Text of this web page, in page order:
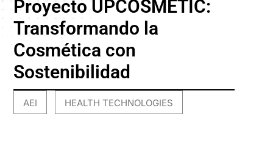
Proyecto UPCOSMETIC:
Transformando la
Cosmética con
Sostenibilidad
AEI HEALTH TECHNOLOGIES